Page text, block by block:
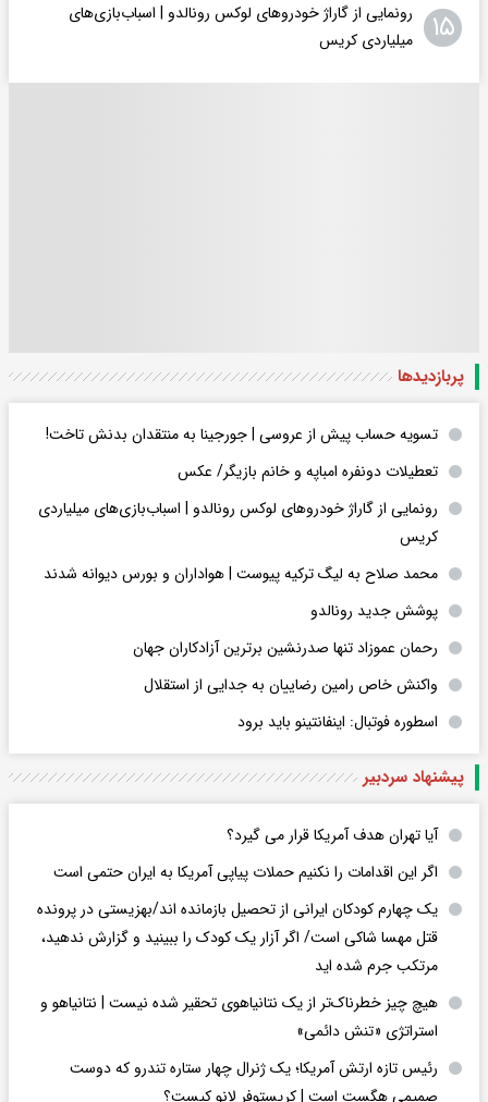
۱۵
رونمایی از گاراژ خودروهای لوکس رونالدو | اسباب‌‌بازی‌های
میلیاردی کریس
پربازدید‌ها
تسویه حساب پیش از عروسی | جورجینا به منتقدان بدنش تاخت!
تعطیلات دونفره امباپه و خانم بازیگر/ عکس
رونمایی از گاراژ خودروهای لوکس رونالدو | اسباب‌‌بازی‌های میلیاردی
کریس
محمد صلاح به لیگ ترکیه پیوست | هواداران و بورس دیوانه شدند
پوشش جدید رونالدو
رحمان عموزاد تنها صدرنشین برترین آزادکاران جهان
واکنش خاص رامین رضاییان به جدایی از استقلال
اسطوره فوتبال: اینفانتینو باید برود
پیشنهاد سردبیر
آیا تهران هدف آمریکا قرار می گیرد؟
اگر این اقدامات را نکنیم حملات پیاپی آمریکا به ایران حتمی است
یک چهارم کودکان ایرانی از تحصیل بازمانده اند/بهزیستی در پرونده
قتل مهسا شاکی است/ اگر آزار یک کودک را ببینید و گزارش ندهید،
مرتکب جرم شده اید
هیچ چیز خطرناک‌تر از یک نتانیاهوی تحقیر شده نیست | نتانیاهو و
استراتژی «تنش دائمی»
رئیس تازه ارتش آمریکا؛ یک ژنرال چهار ستاره تندرو که دوست
صمیمی هگست است | کریستوفر لانو کیست؟